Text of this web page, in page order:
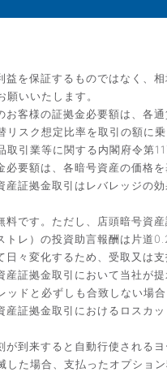
を保証するものではなく、
いいたします。
客様の証拠金必要額は、各
スク想定比率を取引の額に
引業等に関する内閣府令第
要額は、各暗号資産の価格
証拠金取引はレバレッジの
です。ただし、店頭暗号資
レ）の投資助言報酬は片道
々変化するため、受取又は
証拠金取引において当社が
ドと必ずしも合致しない場
証拠金取引におけるロスカ
到来すると自動行使される
した場合、支払ったオプショ